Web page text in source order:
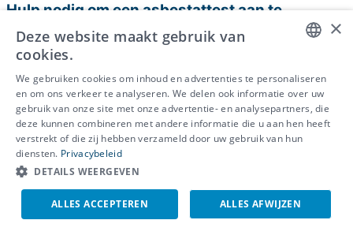
Hulp nodig om een asbestattest aan te
vragen?
Vraag je Vlaamse asbestattest aan via ons
gecertificeerde studiebureau en asbestlabo IBEVE.
DUTCH
FRENCH
×
Deze website maakt gebruik van
cookies.
We gebruiken cookies om inhoud en advertenties te personaliseren
en om ons verkeer te analyseren. We delen ook informatie over uw
gebruik van onze site met onze advertentie- en analysepartners, die
deze kunnen combineren met andere informatie die u aan hen heeft
verstrekt of die zij hebben verzameld door uw gebruik van hun
diensten. Privacybeleid
DETAILS WEERGEVEN
ALLES ACCEPTEREN ALLES AFWIJZEN